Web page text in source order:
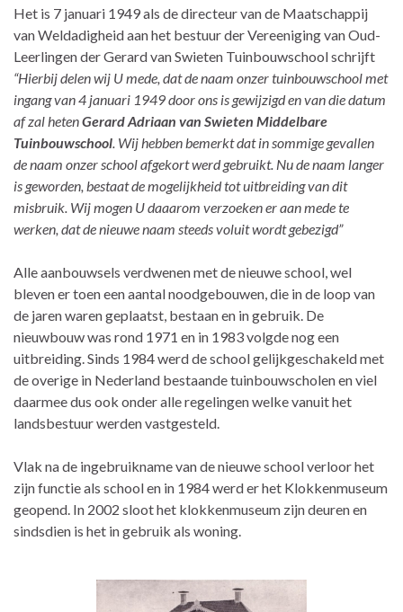
Het is 7 januari 1949 als de directeur van de Maatschappij
van Weldadigheid aan het bestuur der Vereeniging van Oud-
Leerlingen der Gerard van Swieten Tuinbouwschool schrijft
“Hierbij delen wij U mede, dat de naam onzer tuinbouwschool met
ingang van 4 januari 1949 door ons is gewijzigd en van die datum
af zal hetenGerardAdriaan van Swieten Middelbare
Tuinbouwschool . Wij hebben bemerkt dat in sommige gevallen
de naam onzer school afgekort werd gebruikt. Nu de naam langer
is geworden, bestaat de mogelijkheid tot uitbreiding van dit
misbruik. Wij mogen U daaarom verzoeken er aan mede te
werken, dat de nieuwe naam steeds voluit wordt gebezigd”
Alle aanbouwsels verdwenen met de nieuwe school, wel
bleven er toen een aantal noodgebouwen, die in de loop van
de jaren waren geplaatst, bestaan en in gebruik. De
nieuwbouw was rond 1971 en in 1983 volgde nog een
uitbreiding. Sinds 1984 werd de school gelijkgeschakeld met
de overige in Nederland bestaande tuinbouwscholen en viel
daarmee dus ook onder alle regelingen welke vanuit het
landsbestuur werden vastgesteld.
Vlak na de ingebruikname van de nieuwe school verloor het
zijn functie als school en in 1984 werd er het Klokkenmuseum
geopend. In 2002 sloot het klokkenmuseum zijn deuren en
sindsdien is het in gebruik als woning.